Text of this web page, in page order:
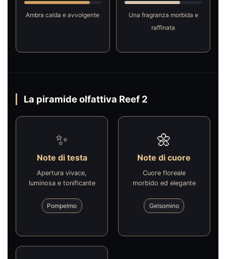
Ambra calda e avvolgente
Una fragranza morbida e
raffinata
La piramide olfattiva Reef 2
✨
Note di testa
Apertura vivace,
luminosa e tonificante
Pompelmo
🌼
Note di cuore
Cuore floreale
morbido ed elegante
Gelsomino